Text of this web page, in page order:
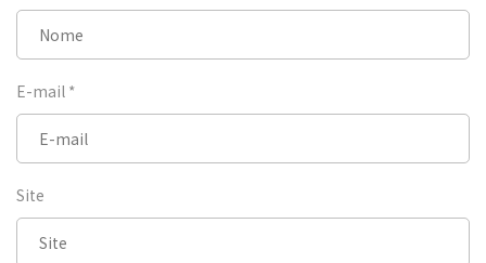
E-mail *
Site